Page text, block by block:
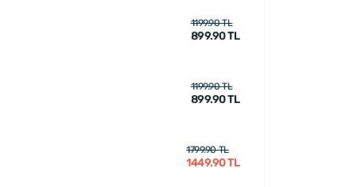
1199.90 TL
899.90 TL
1199.90 TL
899.90 TL
1799.90 TL
1449.90 TL